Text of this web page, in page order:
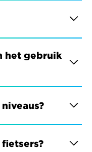
het gebruik